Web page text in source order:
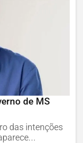
de MS
das intenções